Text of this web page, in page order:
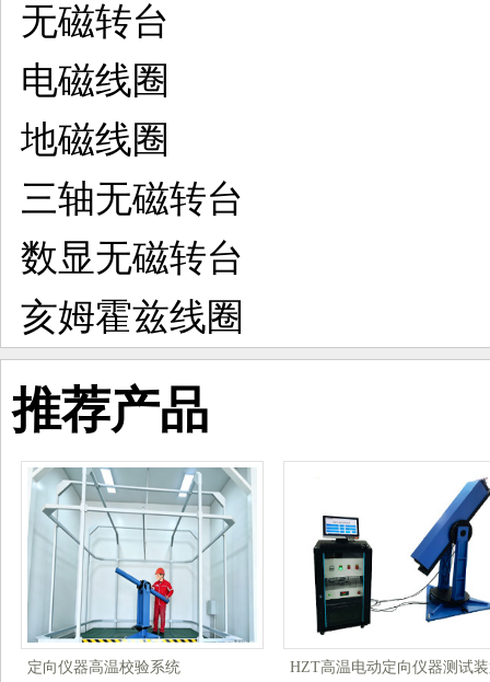
无磁转台
电磁线圈
地磁线圈
三轴无磁转台
数显无磁转台
亥姆霍兹线圈
推荐产品
定向仪器高温校验系统 HZT高温电动定向仪器测试